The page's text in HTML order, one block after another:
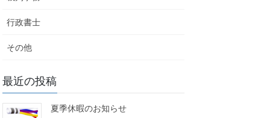
行政書士
その他
最近の投稿
夏季休暇のお知らせ